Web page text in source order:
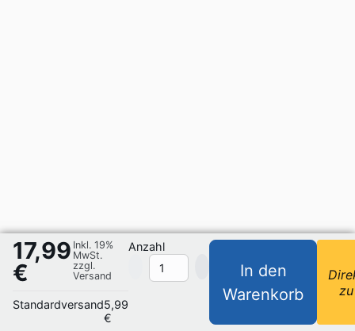
17,99
€
Inkl. 19%
MwSt.
zzgl.
Versand
Standardversand5,99
€
Anzahl
In den
Warenkorb
zu